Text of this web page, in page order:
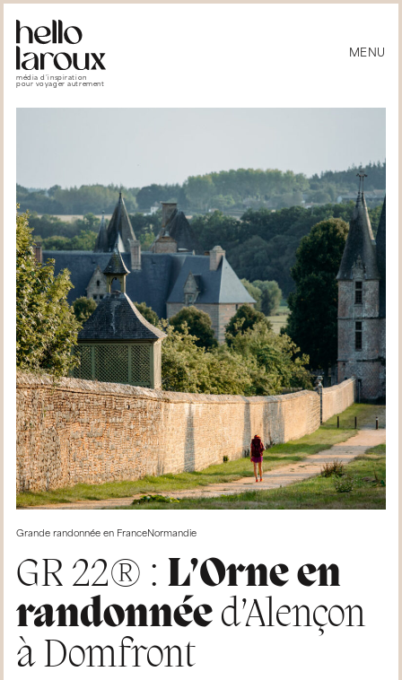
média d’inspiration
pour voyager autrement
MENU
Grande randonnée en FranceNormandie
GR 22® : L’Orne en
randonnée d’Alençon
à Domfront